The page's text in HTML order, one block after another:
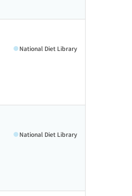
National Diet Library
National Diet Library